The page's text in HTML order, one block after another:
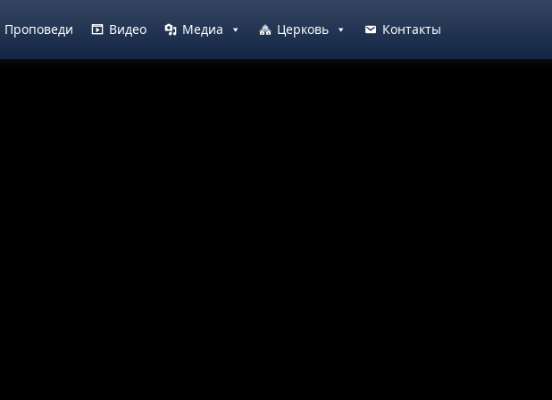
Проповеди Видео Медиа Церковь Контакты